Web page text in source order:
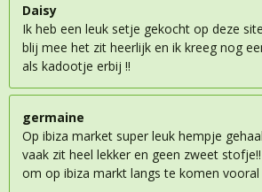
Daisy
Ik heb een leuk setje gekocht op deze
blij mee het zit heerlijk en ik kreeg nog
als kadootje erbij !!
germaine
Op ibiza market super leuk hempje
vaak zit heel lekker en geen zweet
om op ibiza markt langs te komen vooral